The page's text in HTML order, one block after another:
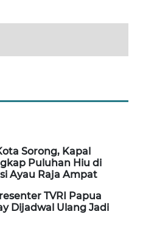
Sorong, Kapal
Puluhan Hiu di
Ayau Raja Ampat
TVRI Papua
Dijadwal Ulang Jadi